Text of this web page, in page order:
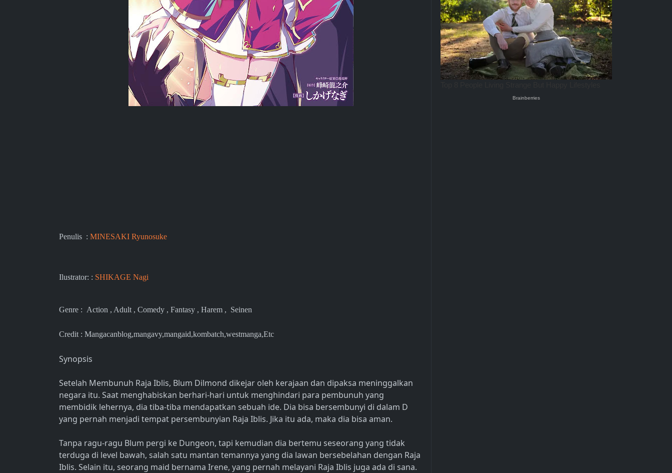
Penulis : MINESAKI Ryunosuke
Ilustrator: : SHIKAGE Nagi
Genre : Action , Adult , Comedy , Fantasy , Harem , Seinen
Credit : Mangacanblog,mangavy,mangaid,kombatch,westmanga,Etc
Synopsis
Setelah Membunuh Raja Iblis, Blum Dilmond dikejar oleh kerajaan dan dipaksa meninggalkan
negara itu. Saat menghabiskan berhari-hari untuk menghindari para pembunuh yang
membidik lehernya, dia tiba-tiba mendapatkan sebuah ide. Dia bisa bersembunyi di dalam D
yang pernah menjadi tempat persembunyian Raja Iblis. Jika itu ada, maka dia bisa aman.
Tanpa ragu-ragu Blum pergi ke Dungeon, tapi kemudian dia bertemu seseorang yang tidak
terduga di level bawah, salah satu mantan temannya yang dia lawan bersebelahan dengan Raja
Iblis. Selain itu, seorang maid bernama Irene, yang pernah melayani Raja Iblis juga ada di sana.